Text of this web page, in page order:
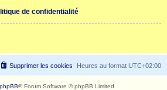
de confidentialité
Heures au format UTC+02:00
Supprimer les cookies
phpBB® Forum Software © phpBB Limited